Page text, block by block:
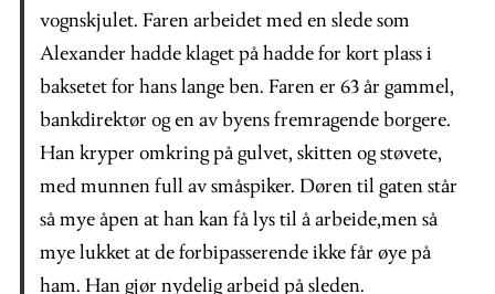
vognskjulet. Faren arbeidet med en slede som
Alexander hadde klaget på hadde for kort plass i
baksetet for hans lange ben. Faren er 63 år gammel,
bankdirektør og en av byens fremragende borgere.
Han kryper omkring på gulvet, skitten og støvete,
med munnen full av småspiker. Døren til gaten står
så mye åpen at han kan få lys til å arbeide,men så
mye lukket at de forbipasserende ikke får øye på
ham. Han gjør nydelig arbeid på sleden.